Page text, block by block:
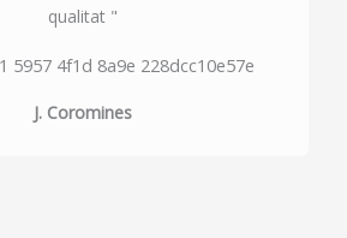
qualitat "
J. Coromines